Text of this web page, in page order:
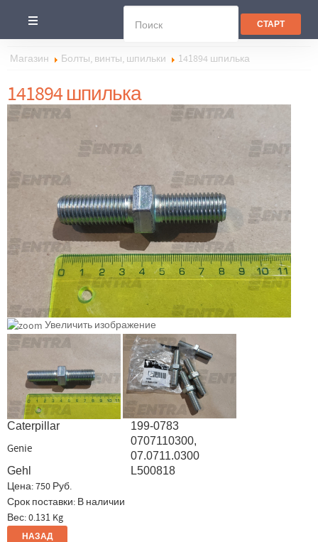
Магазин Болты, винты, шпильки 141894 шпилька
141894 шпилька
Увеличить изображение
Caterpillar
199-0783
Genie
0707110300,
07.0711.0300
Gehl
L500818
Цена:750 Руб.
Срок поставки: В наличии
Вес:0.131 Kg